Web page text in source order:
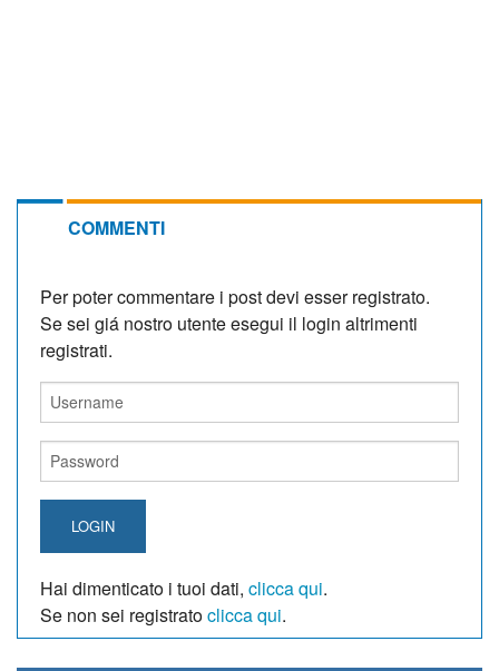
COMMENTI
Per poter commentare i post devi esser registrato.
Se sei giá nostro utente esegui il login altrimenti
registrati.
LOGIN
Hai dimenticato i tuoi dati, clicca qui.
Se non sei registratoclicca qui.